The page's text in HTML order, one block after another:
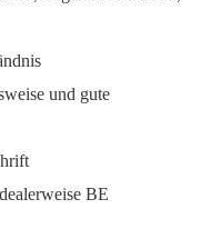
und gute
BE